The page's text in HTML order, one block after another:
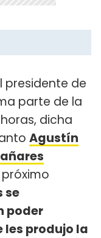
presidente de
parte de la
dicha
Agustín
se
poder
les produjo la